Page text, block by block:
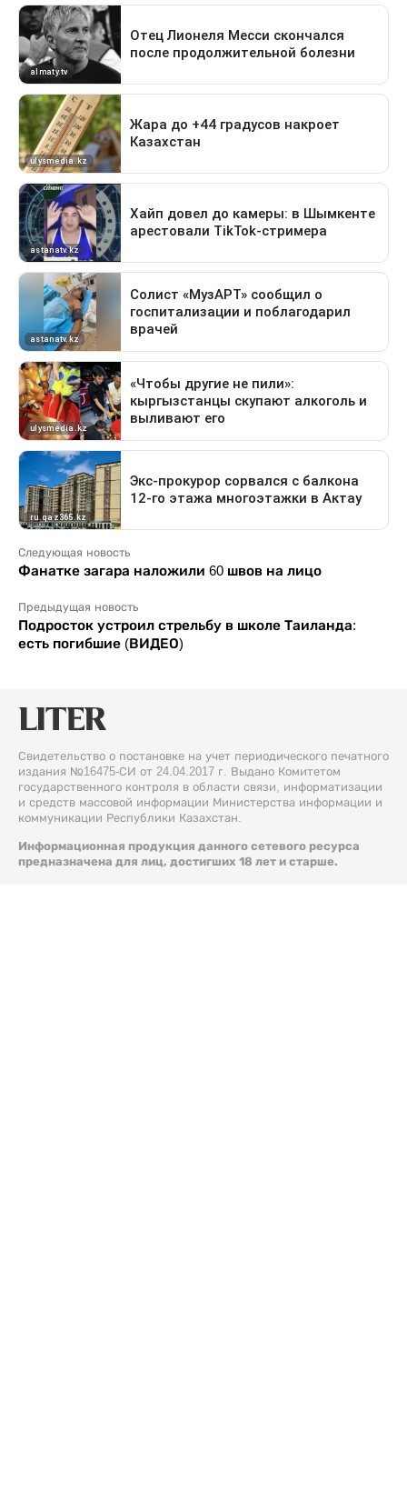
Следующая новость
Фанатке загара наложили 60 швов на лицо
Предыдущая новость
Подросток устроил стрельбу в школе Таиланда:
есть погибшие (ВИДЕО)
Свидетельство о постановке на учет периодического печатного
издания №16475-СИ от 24.04.2017 г. Выдано Комитетом
государственного контроля в области связи, информатизации
и средств массовой информации Министерства информации и
коммуникации Республики Казахстан.
Информационная продукция данного сетевого ресурса
предназначена для лиц, достигших 18 лет и старше.